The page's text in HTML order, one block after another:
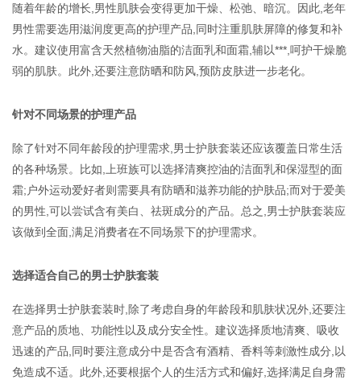
随着年龄的增长,男性肌肤会变得更加干燥、松弛、暗沉。因此,老年
男性需要选用滋润度更高的护理产品,同时注重肌肤屏障的修复和补
水。建议使用富含天然植物油脂的洁面乳和面霜,辅以***,呵护干燥脆
弱的肌肤。此外,还要注意防晒和防风,预防皮肤进一步老化。
针对不同场景的护理产品
除了针对不同年龄段的护理需求,男士护肤套装还应该覆盖日常生活
的各种场景。比如,上班族可以选择清爽控油的洁面乳和保湿型的面
霜;户外运动爱好者则需要具有防晒和滋养功能的护肤品;而对于爱美
的男性,可以尝试含有美白、祛斑成分的产品。总之,男士护肤套装应
该做到全面,满足消费者在不同场景下的护理需求。
选择适合自己的男士护肤套装
在选择男士护肤套装时,除了考虑自身的年龄段和肌肤状况外,还要注
意产品的质地、功能性以及成分安全性。建议选择质地清爽、吸收
迅速的产品,同时要注意成分中是否含有酒精、香料等刺激性成分,以
免造成不适。此外,还要根据个人的生活方式和偏好,选择满足自身需